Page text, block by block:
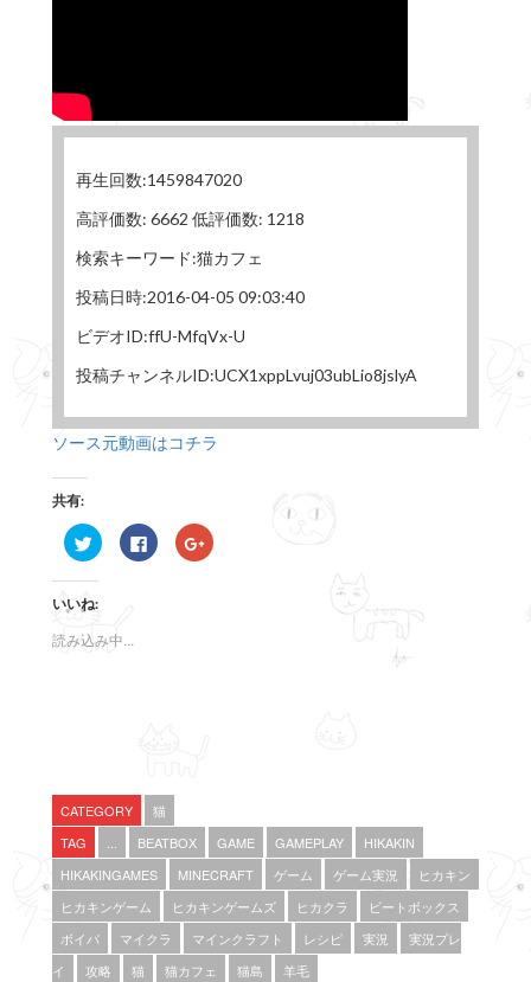
再生回数:1459847020
高評価数: 6662 低評価数: 1218
検索キーワード:猫カフェ
投稿日時:2016-04-05 09:03:40
ビデオID:ffU-MfqVx-U
投稿チャンネルID:UCX1xppLvuj03ubLio8jslyA
ソース元動画はコチラ
共有:
ク
リ
ク
て
w
i
し
い
ウ
ド
ウ
で
開
き
ま
す
)
F
a
は
ク
し
て
く
だ
さ
い
(
新
し
い
ウ
ク
リ
ウ
ィ
ン
ド
ウ
で
開
き
ま
す
いいね:
読み込み中...
CATEGORY
猫
TAG
... BEATBOX GAME GAMEPLAY
HIKAKIN
HIKAKINGAMES
MINECRAFT ゲーム ゲーム実況
ヒカキン
ヒカキンゲーム
ヒカキンゲームズ ヒカクラ
ビートボックス
ボイパ
マイクラ マインクラフト レシピ 実況
実況プレ
イ
攻略 猫 猫カフェ 猫島 羊毛